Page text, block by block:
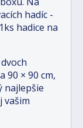
hadíc -
hadice na
90 × 90 cm,
najlepšie
vašim